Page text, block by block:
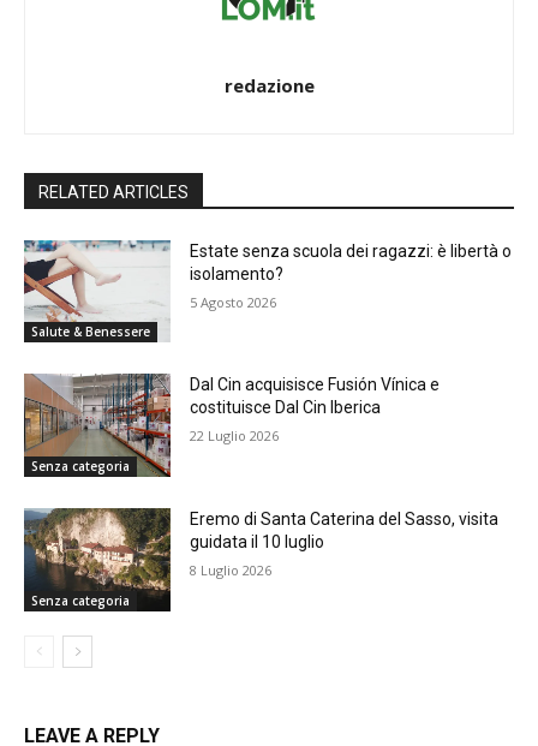
redazione
RELATED ARTICLES
Salute & Benessere
Estate senza scuola dei ragazzi: è libertà o
isolamento?
5 Agosto 2026
Senza categoria
Dal Cin acquisisce Fusión Vínica e
costituisce Dal Cin Iberica
22 Luglio 2026
Senza categoria
Eremo di Santa Caterina del Sasso, visita
guidata il 10 luglio
8 Luglio 2026
LEAVE A REPLY